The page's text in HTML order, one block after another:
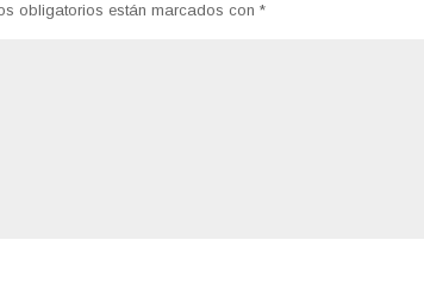
obligatorios están marcados con*